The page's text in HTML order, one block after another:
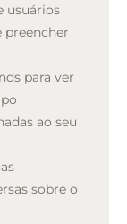
usuários
preencher
para ver
ao seu
sobre o